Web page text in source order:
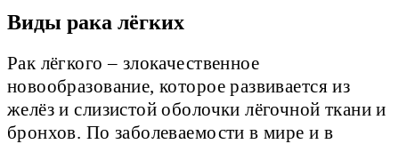
Виды рака лёгких
Рак лёгкого – злокачественное
новообразование, которое развивается из
желёз и слизистой оболочки лёгочной ткани и
бронхов. По заболеваемости в мире и в